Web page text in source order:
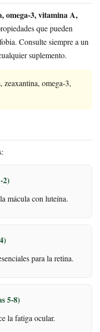
omega-3, vitamina A,
que pueden
Consulte siempre a un
suplemento.
zeaxantina, omega-3,
2)
mácula con luteína.
para la retina.
5-8)
la fatiga ocular.